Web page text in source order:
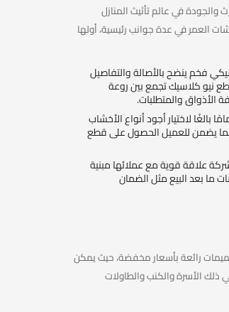
في عالم تأثيث المنازل
العمر في عدة جوانب رئيسية، أولها
فخم ينضح بالأصالة والتفاصيل
نيو كلاسيك تجمع بين روعة
الأذواق والمتطلبات.
بالغًا لاختيار أجود أنواع الأخشاب
مما يضمن للعميل الحصول على قطع
علاقة قوية مع عملائها مبنية
ما بعد البيع مثل الضمان
رائعة بأسعار مخفضة، حيث يمكن
الأسرة والكنب والطاولات